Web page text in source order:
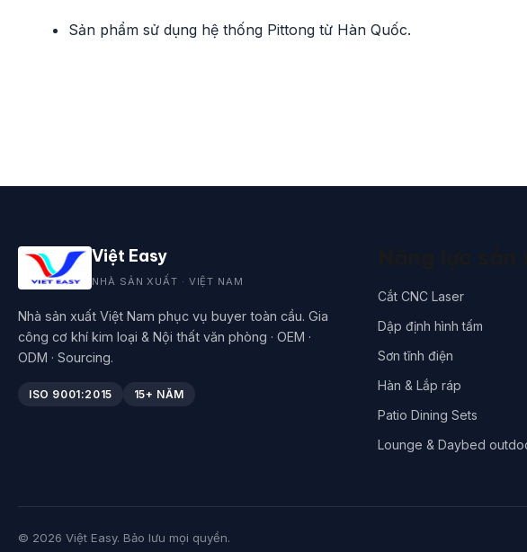
Sản phẩm sử dụng hệ thống Pittong từ Hàn Quốc.
Việt Easy
NHÀ SẢN XUẤT · VIỆT NAM
Nhà sản xuất Việt Nam phục vụ buyer toàn cầu. Gia
công cơ khí kim loại & Nội thất văn phòng · OEM ·
ODM · Sourcing.
ISO 9001:2015 15+ NĂM
Cắt CNC Laser
Dập định hình tấm
Sơn tĩnh điện
Hàn & Lắp ráp
Patio Dining Sets
Lounge & Daybed
© 2026 Việt Easy. Bảo lưu mọi quyền.